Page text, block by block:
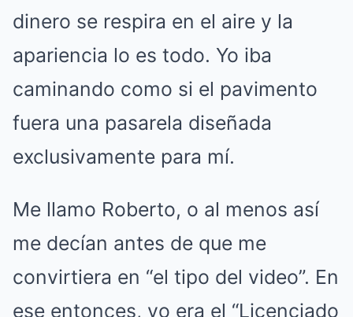
dinero se respira en el aire y la
apariencia lo es todo. Yo iba
caminando como si el pavimento
fuera una pasarela diseñada
exclusivamente para mí.
Me llamo Roberto, o al menos así
me decían antes de que me
convirtiera en “el tipo del video”. En
ese entonces, yo era el “Licenciado